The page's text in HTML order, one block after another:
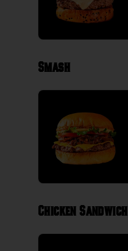
Smash
Chicken Sandwich